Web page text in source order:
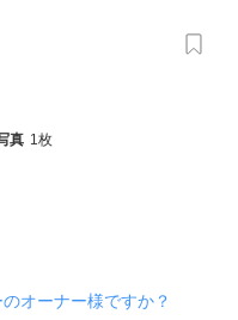
真 1枚
オーナー様ですか？